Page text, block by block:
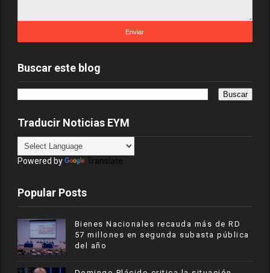
Buscar este blog
Traducir Noticias EYM
Powered by Translate
Popular Posts
Bienes Nacionales recauda más de RD
57 millones en segunda subasta pública
del año